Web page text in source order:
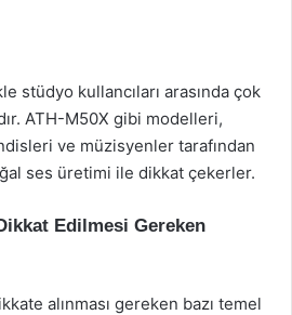
stüdyo kullancıları arasında çok
ATH-M50X gibi modelleri,
ve müzisyenler tarafından
ses üretimi ile dikkat çekerler.
Edilmesi Gereken
alınması gereken bazı temel